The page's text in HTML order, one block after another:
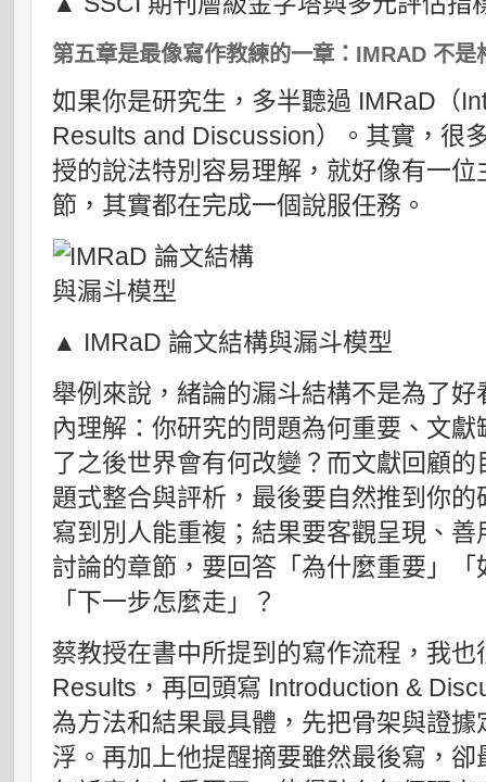
第五章是最像寫作教練的一章：IMRAD 不是
如果你是研究生，多半聽過 IMRaD（
Results and Discussion）。其實，很
授的說法特別容易理解，就好像有一
節，其實都在完成一個說服任務。
▲ IMRaD 論文結構與漏斗模型
舉例來說，緒論的漏斗結構不是為了
內理解：你研究的問題為何重要、文
了之後世界會有何改變？而文獻回顧
題式整合與評析，最後要自然推到你
寫到別人能重複；結果要客觀呈現、
討論的章節，要回答「為什麼重要」
「下一步怎麼走」？
蔡教授在書中所提到的寫作流程，我
Results，再回頭寫 Introduction &
為方法和結果最具體，先把骨架與證
浮。再加上他提醒摘要雖然最後寫，